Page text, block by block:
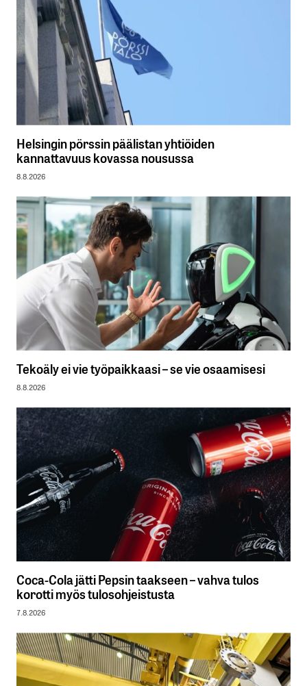
Helsingin pörssin päälistan yhtiöiden
kannattavuus kovassa nousussa
8.8.2026
Tekoäly ei vie työpaikkaasi – se vie osaamisesi
8.8.2026
Coca-Cola jätti Pepsin taakseen – vahva tulos
korotti myös tulosohjeistusta
7.8.2026